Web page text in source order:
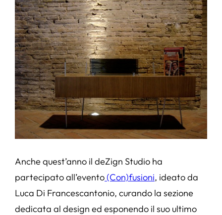
Anche quest’anno il deZign Studio ha
partecipato all’evento (Con)fusioni, ideato da
Luca Di Francescantonio, curando la sezione
dedicata al design ed esponendo il suo ultimo